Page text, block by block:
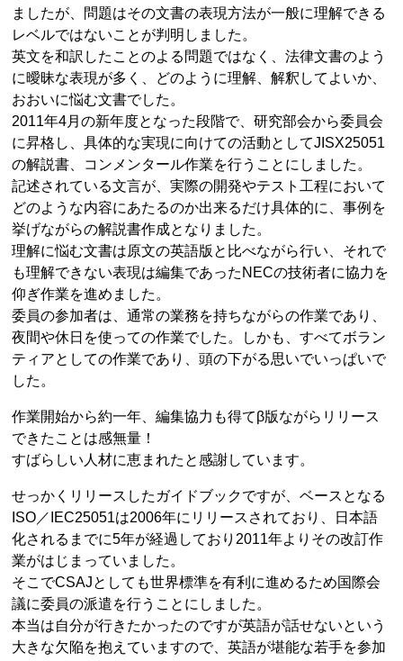
ましたが、問題はその文書の表現方法が一般に理解できる
レベルではないことが判明しました。
英文を和訳したことのよる問題ではなく、法律文書のよう
に曖昧な表現が多く、どのように理解、解釈してよいか、
おおいに悩む文書でした。
2011年4月の新年度となった段階で、研究部会から委員会
に昇格し、具体的な実現に向けての活動としてJISX25051
の解説書、コンメンタール作業を行うことにしました。
記述されている文言が、実際の開発やテスト工程において
どのような内容にあたるのか出来るだけ具体的に、事例を
挙げながらの解説書作成となりました。
理解に悩む文書は原文の英語版と比べながら行い、それで
も理解できない表現は編集であったNECの技術者に協力を
仰ぎ作業を進めました。
委員の参加者は、通常の業務を持ちながらの作業であり、
夜間や休日を使っての作業でした。しかも、すべてボラン
ティアとしての作業であり、頭の下がる思いでいっぱいで
した。
作業開始から約一年、編集協力も得てβ版ながらリリース
できたことは感無量！
すばらしい人材に恵まれたと感謝しています。
せっかくリリースしたガイドブックですが、ベースとなる
ISO／IEC25051は2006年にリリースされており、日本語
化されるまでに5年が経過しており2011年よりその改訂作
業がはじまっていました。
そこでCSAJとしても世界標準を有利に進めるため国際会
議に委員の派遣を行うことにしました。
本当は自分が行きたかったのですが英語が話せないという
大きな欠陥を抱えていますので、英語が堪能な若手を参加